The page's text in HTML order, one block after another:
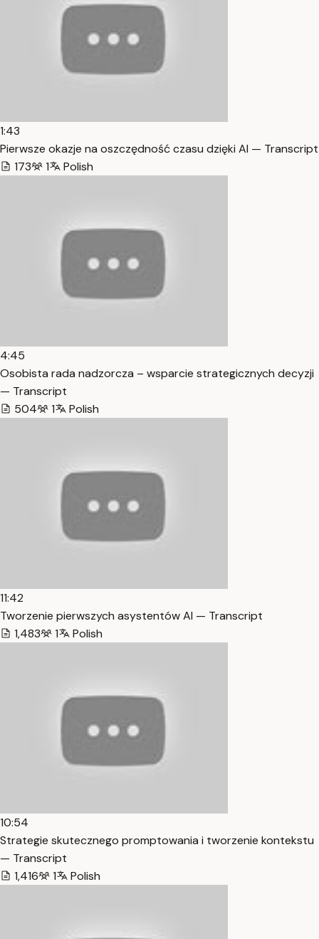
1:43
Pierwsze okazje na oszczędność czasu dzięki AI — Transcript
173
1 Polish
4:45
Osobista rada nadzorcza – wsparcie strategicznych decyzji
— Transcript
504
1 Polish
11:42
Tworzenie pierwszych asystentów AI — Transcript
1,483
1 Polish
10:54
Strategie skutecznego promptowania i tworzenie kontekstu
— Transcript
1,416
1 Polish